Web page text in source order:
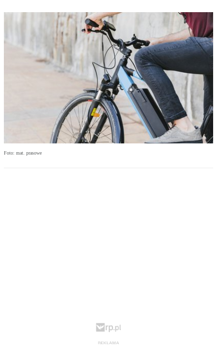
Foto: mat. prasowe